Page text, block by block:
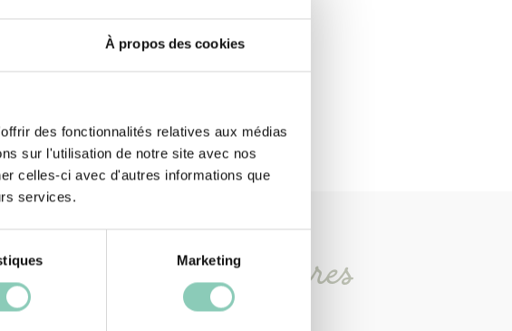
À propos des cookies
des fonctionnalités relatives aux médias
sur l'utilisation de notre site avec nos
celles-ci avec d'autres informations que
services.
Marketing
Produits similaires